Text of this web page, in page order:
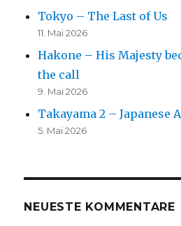
Tokyo – The Last of Us
11. Mai 2026
Hakone – His Majesty
the call
9. Mai 2026
Takayama 2 – Japanese
5. Mai 2026
NEUESTE KOMMENTARE